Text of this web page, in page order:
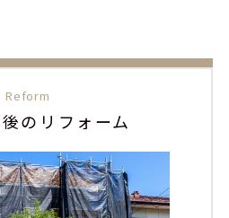
Reform
のリフォーム